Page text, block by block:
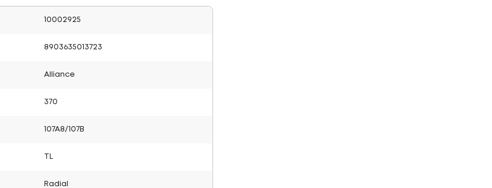
10002925
8903635013723
Alliance
370
107A8/107B
Radial